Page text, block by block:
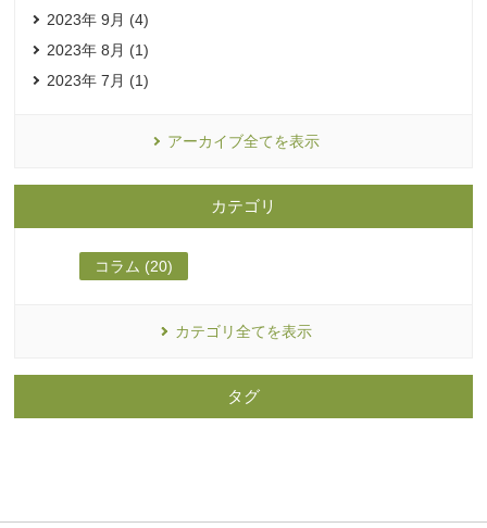
2023年 9月 (4)
2023年 8月 (1)
2023年 7月 (1)
アーカイブ全てを表示
カテゴリ
コラム (20)
カテゴリ全てを表示
タグ